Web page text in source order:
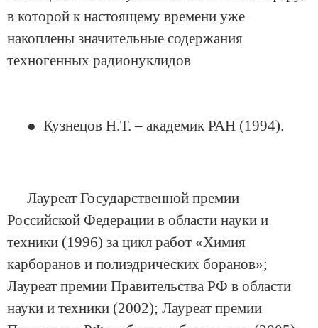
в которой к настоящему времени уже
накоплены значительные содержания
техногенных радионуклидов
● Кузнецов Н.Т. – академик РАН (1994).
Лауреат Государственной премии
Российской Федерации в области науки и
техники (1996) за цикл работ «Химия
карборанов и полиэдрических боранов»;
Лауреат премии Правительства РФ в области
науки и техники (2002); Лауреат премии